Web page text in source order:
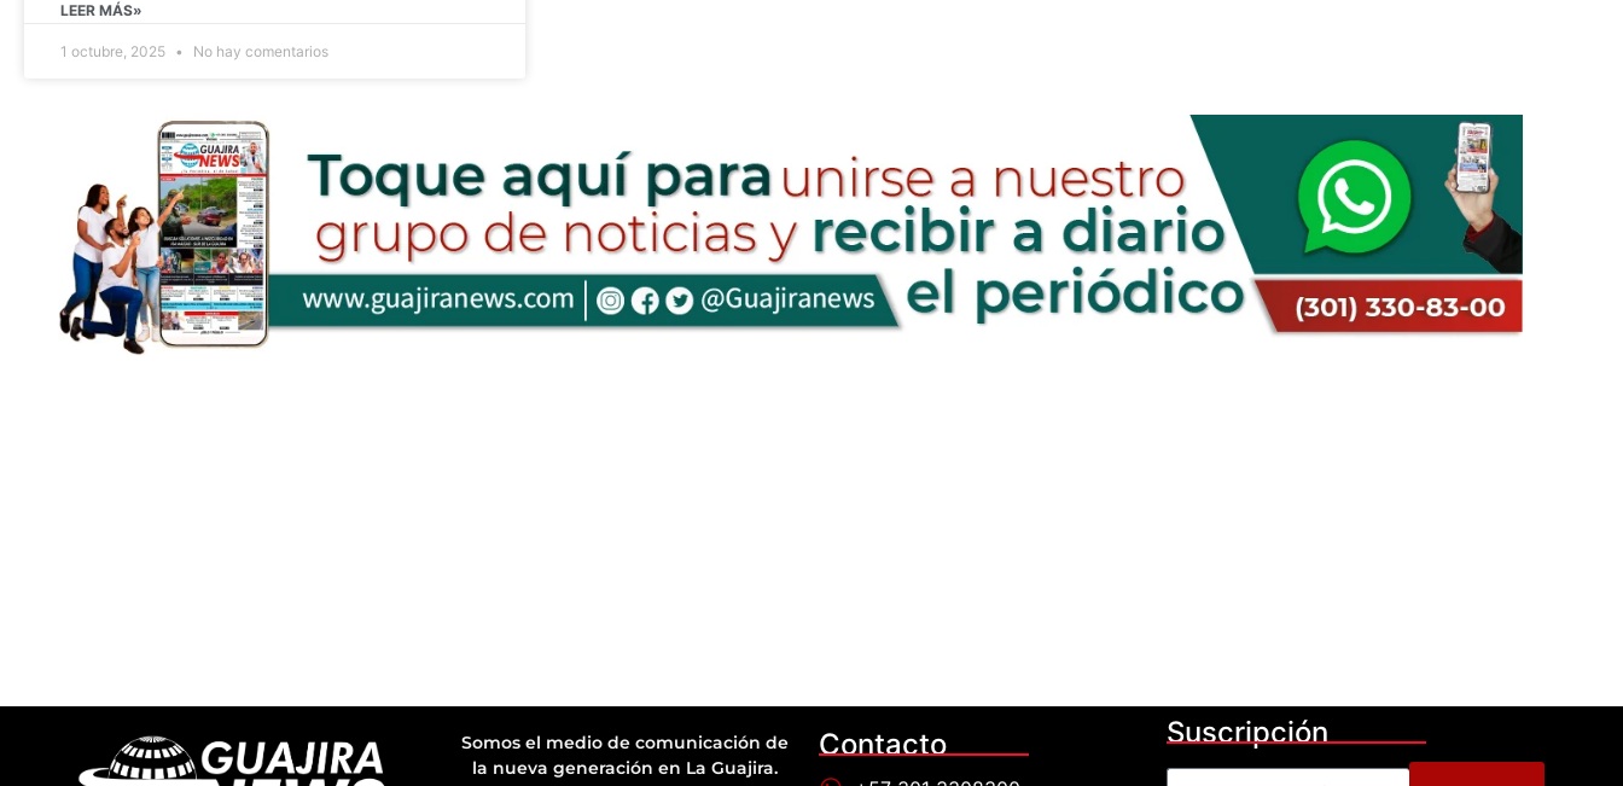
LEER MÁS»
1 octubre, 2025 No hay comentarios
Somos el medio de comunicación de
la nueva generación en La Guajira.
Contacto Suscripción